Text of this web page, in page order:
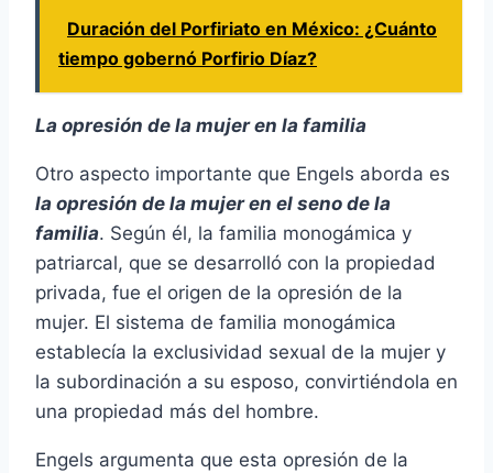
Duración del Porfiriato en México: ¿Cuánto
tiempo gobernó Porfirio Díaz?
La opresión de la mujer en la familia
Otro aspecto importante que Engels aborda es
la opresión de la mujer en el seno de la
familia. Según él, la familia monogámica y
patriarcal, que se desarrolló con la propiedad
privada, fue el origen de la opresión de la
mujer. El sistema de familia monogámica
establecía la exclusividad sexual de la mujer y
la subordinación a su esposo, convirtiéndola en
una propiedad más del hombre.
Engels argumenta que esta opresión de la